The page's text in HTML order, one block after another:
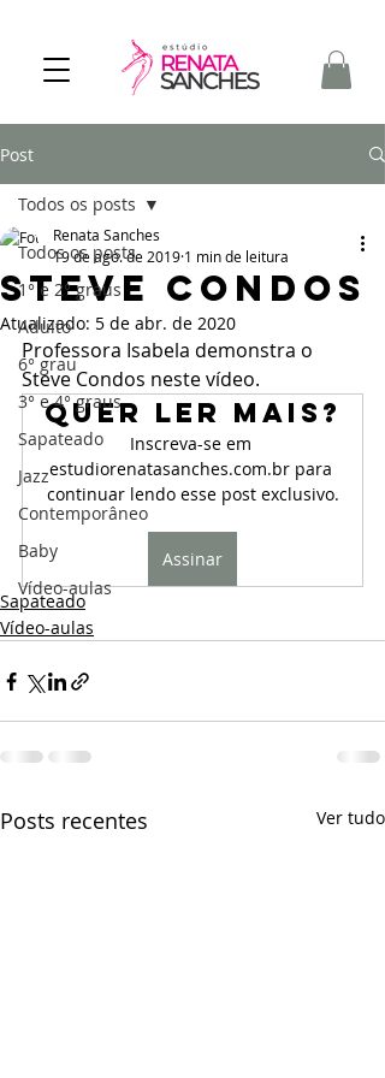
Post
Todos os posts
1° e 2° graus
Adulto
6° grau
3° e 4° graus
Sapateado
Jazz
Contemporâneo
Baby
Vídeo-aulas
Todos os posts
Steve Condos
Renata Sanches
19 de ago. de 2019 1 min de leitura
Atualizado: 5 de abr. de 2020
Professora Isabela demonstra o
Steve Condos neste vídeo.
Quer ler mais?
Inscreva-se em
estudiorenatasanches.com.br para
continuar lendo esse post exclusivo.
Assinar
Sapateado
Vídeo-aulas
Posts recentes Ver tudo